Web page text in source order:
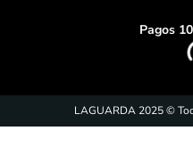
Pagos
LAGUARDA 2025 ©